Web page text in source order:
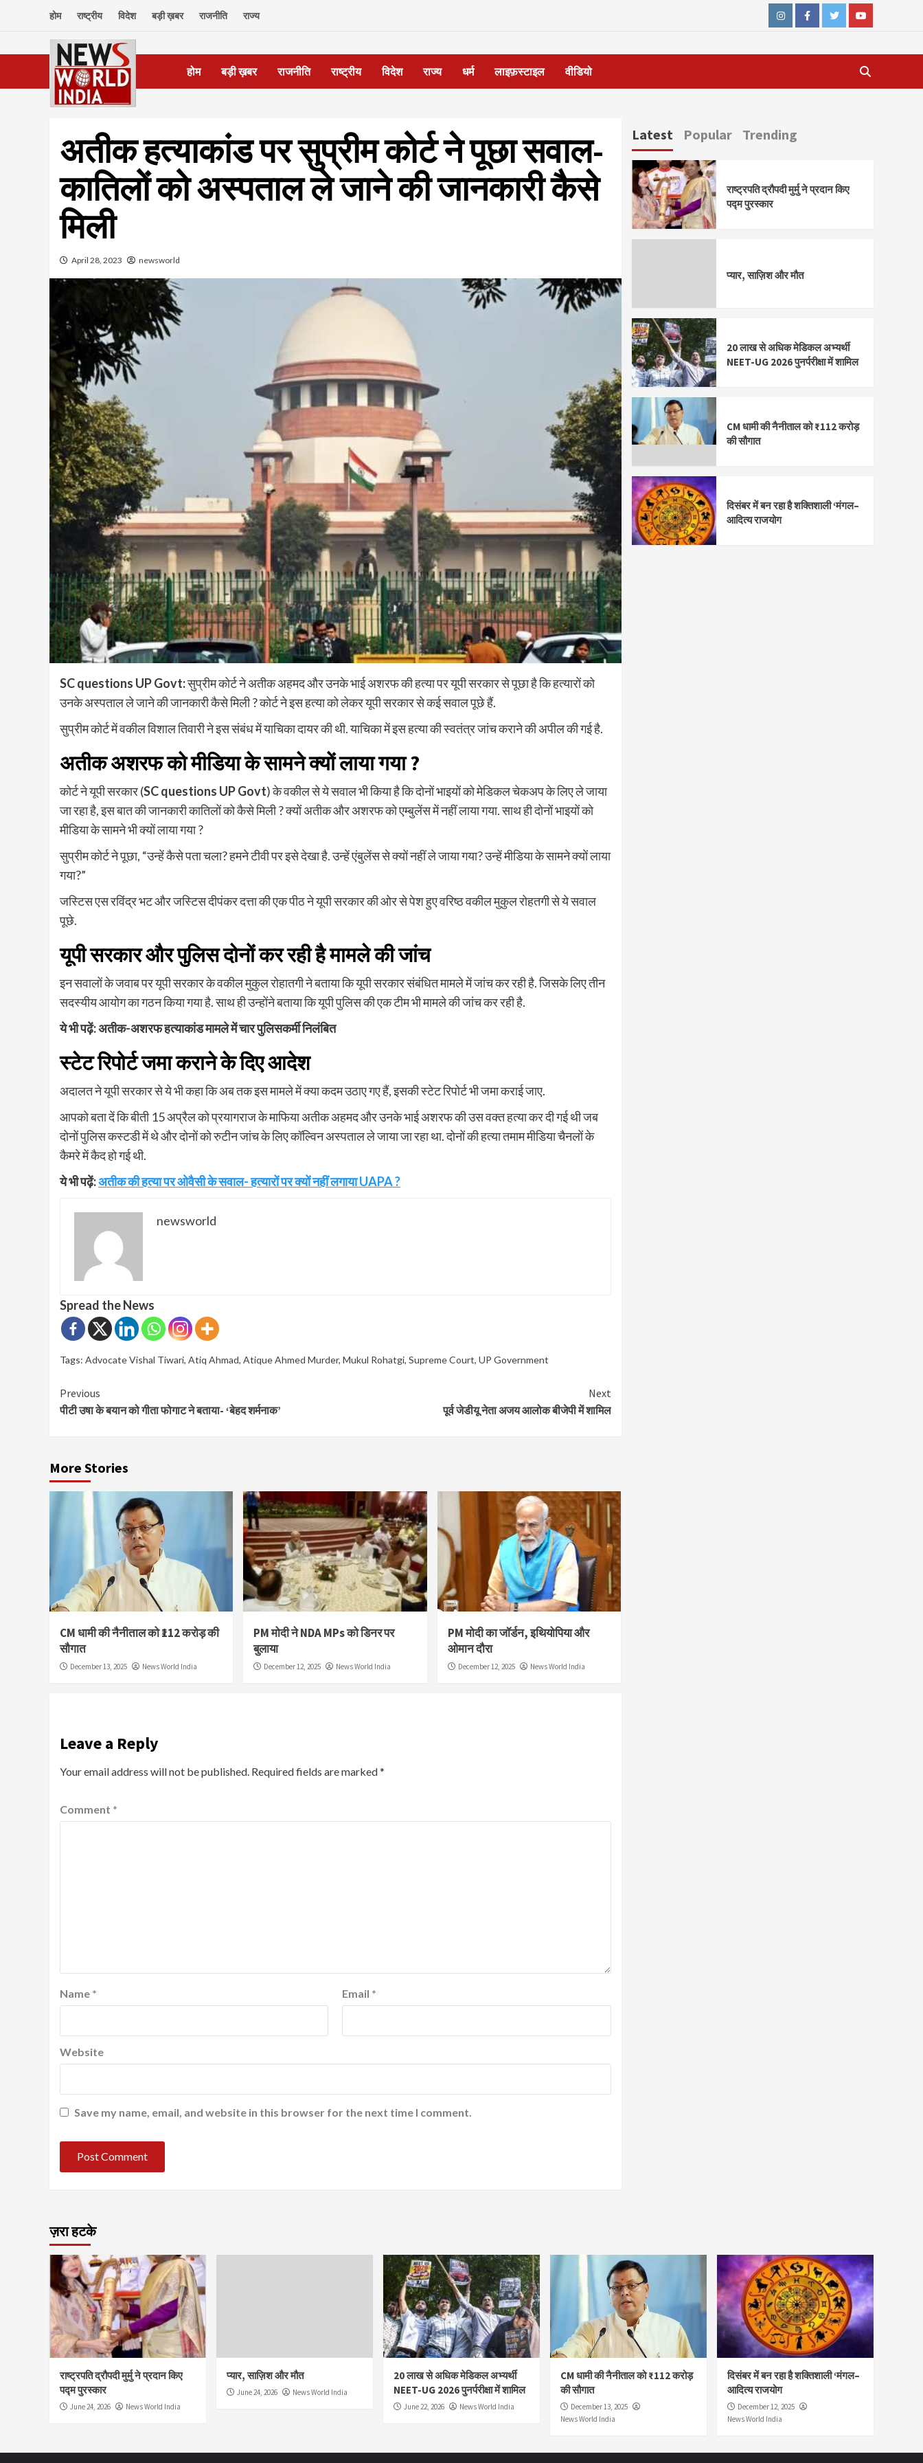
होम राष्ट्रीय विदेश बड़ी ख़बर राजनीति राज्य
InstagramFacebookTwitterYoutube
होम बड़ी ख़बर राजनीति राष्ट्रीय विदेश राज्य धर्म लाइफ़स्टाइल वीडियो
अतीक हत्याकांड पर सुप्रीम कोर्ट ने पूछा सवाल-
कातिलों को अस्पताल ले जाने की जानकारी कैसे
मिली
April 28, 2023 newsworld
SC questions UP Govt:सुप्रीम कोर्ट ने अतीक अहमद और उनके भाई अशरफ की हत्या पर यूपी सरकार से पूछा है कि हत्यारों को
उनके अस्पताल ले जाने की जानकारी कैसे मिली ? कोर्ट ने इस हत्या को लेकर यूपी सरकार से कई सवाल पूछे हैं.
सुप्रीम कोर्ट में वकील विशाल तिवारी ने इस संबंध में याचिका दायर की थी. याचिका में इस हत्या की स्वतंत्र जांच कराने की अपील की गई है.
अतीक अशरफ को मीडिया के सामने क्यों लाया गया ?
कोर्ट ने यूपी सरकार (SC questions UP Govt) के वकील से ये सवाल भी किया है कि दोनों भाइयों को मेडिकल चेकअप के लिए ले जाया
जा रहा है, इस बात की जानकारी कातिलों को कैसे मिली ? क्यों अतीक और अशरफ को एम्बुलेंस में नहीं लाया गया. साथ ही दोनों भाइयों को
मीडिया के सामने भी क्यों लाया गया ?
सुप्रीम कोर्ट ने पूछा, “उन्हें कैसे पता चला? हमने टीवी पर इसे देखा है. उन्हें एंबुलेंस से क्यों नहीं ले जाया गया? उन्हें मीडिया के सामने क्यों लाया
गया?”
जस्टिस एस रविंद्र भट और जस्टिस दीपंकर दत्ता की एक पीठ ने यूपी सरकार की ओर से पेश हुए वरिष्ठ वकील मुकुल रोहतगी से ये सवाल
पूछे.
यूपी सरकार और पुलिस दोनों कर रही है मामले की जांच
इन सवालों के जवाब पर यूपी सरकार के वकील मुकुल रोहातगी ने बताया कि यूपी सरकार संबंधित मामले में जांच कर रही है. जिसके लिए तीन
सदस्यीय आयोग का गठन किया गया है. साथ ही उन्होंने बताया कि यूपी पुलिस की एक टीम भी मामले की जांच कर रही है.
ये भी पढ़ें: अतीक-अशरफ हत्याकांड मामले में चार पुलिसकर्मी निलंबित
स्टेट रिपोर्ट जमा कराने के दिए आदेश
अदालत ने यूपी सरकार से ये भी कहा कि अब तक इस मामले में क्या कदम उठाए गए हैं, इसकी स्टेट रिपोर्ट भी जमा कराई जाए.
आपको बता दें कि बीती 15 अप्रैल को प्रयागराज के माफिया अतीक अहमद और उनके भाई अशरफ की उस वक्त हत्या कर दी गई थी जब
दोनों पुलिस कस्टडी में थे और दोनों को रुटीन जांच के लिए कॉल्विन अस्पताल ले जाया जा रहा था. दोनों की हत्या तमाम मीडिया चैनलों के
कैमरे में कैद हो गई थी.
ये भी पढ़ें:अतीक की हत्या पर ओवैसी के सवाल- हत्यारों पर क्यों नहीं लगाया UAPA ?
newsworld
Spread the News
Tags: Advocate Vishal Tiwari, Atiq Ahmad, Atique Ahmed Murder, Mukul Rohatgi, Supreme Court, UP Government
Continue
Reading
Previous
पीटी उषा के बयान को गीता फोगाट ने बताया- ‘बेहद शर्मनाक’
Next
पूर्व जेडीयू नेता अजय आलोक बीजेपी में शामिल
More Stories
CM धामी की नैनीताल को ₹112 करोड़ की
सौगात
December 13, 2025 News World India
PM मोदी ने NDA MPs को डिनर पर
बुलाया
December 12, 2025 News World India
PM मोदी का जॉर्डन, इथियोपिया और
ओमान दौरा
December 12, 2025 News World India
Leave a Reply
Your email address will not be published. Required fields are marked*
Comment *
Name * Email *
Website
Save my name, email, and website in this browser for the next time I comment.
Latest Popular Trending
राष्ट्रपति द्रौपदी मुर्मु ने प्रदान किए
पद्म पुरस्कार
प्यार, साज़िश और मौत
20 लाख से अधिक मेडिकल अभ्यर्थी
NEET-UG 2026 पुनर्परीक्षा में शामिल
CM धामी की नैनीताल को ₹112 करोड़
की सौगात
दिसंबर में बन रहा है शक्तिशाली ‘मंगल–
आदित्य राजयोग
ज़रा हटके
राष्ट्रपति द्रौपदी मुर्मु ने प्रदान किए
पद्म पुरस्कार
June 24, 2026 News World India
प्यार, साज़िश और मौत
June 24, 2026 News World India
20 लाख से अधिक मेडिकल अभ्यर्थी
NEET-UG 2026 पुनर्परीक्षा में शामिल
June 22, 2026 News World India
CM धामी की नैनीताल को ₹112 करोड़
की सौगात
December 13, 2025
News World India
दिसंबर में बन रहा है शक्तिशाली ‘मंगल–
आदित्य राजयोग
December 12, 2025
News World India